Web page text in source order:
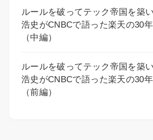
ルールを破ってテック帝国を築
浩史がCNBCで語った楽天の30
（中編）
ルールを破ってテック帝国を築
浩史がCNBCで語った楽天の30
（前編）